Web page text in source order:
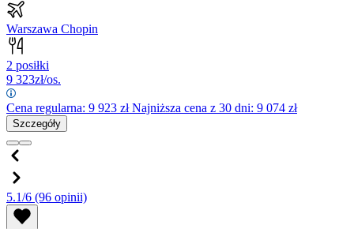
Warszawa Chopin
2 posiłki
9 323zł/os.
Cena regularna: 9 923 złNajniższa cena z 30 dni: 9 074 zł
Szczegóły
5.1/6 (96 opinii)